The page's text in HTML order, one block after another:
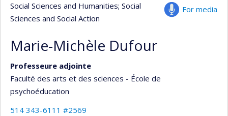
For media
Social Sciences and Humanities; Social
Sciences and Social Action
Marie-Michèle Dufour
Professeure adjointe
Faculté des arts et des sciences - École de
psychoéducation
514 343-6111 #2569